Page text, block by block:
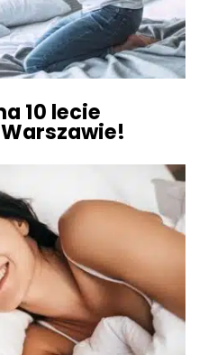
10 lecie